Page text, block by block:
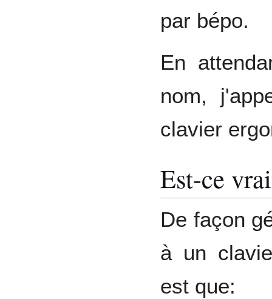
par bépo.
En
nom,
clavier
Est-ce
De façon
à un
est que: